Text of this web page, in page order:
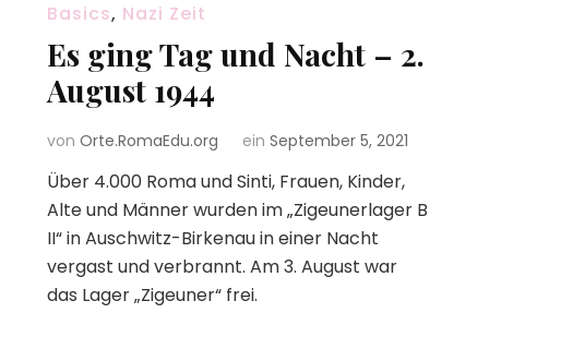
Basics, Nazi Zeit
Es ging Tag und Nacht – 2.
August 1944
von Orte.RomaEdu.org ein September 5, 2021
Über 4.000 Roma und Sinti, Frauen, Kinder,
Alte und Männer wurden im „Zigeunerlager B
II“ in Auschwitz-Birkenau in einer Nacht
vergast und verbrannt. Am 3. August war
das Lager „Zigeuner“ frei.